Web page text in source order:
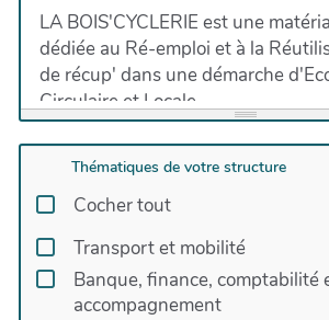
LA BOIS'CYCLERIE est une
dédiée au Ré-emploi et à la
de récup' dans une démarche
Circulaire et Locale.
LA BOIS'CYCLERIE est une
l'Economie Sociale et Solidaire et
inclusion des jeunes et adultes en
handicap dans toutes les étapes du
collecte et préparation du bois -
d'objets et sensibilisation du
Thématiques de votre structure
Cocher tout
Transport et mobilité
Banque, finance, comptabilité
accompagnement